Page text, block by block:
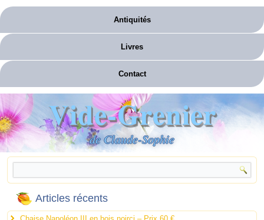
Antiquités
Livres
Contact
Vide-Grenier
de Claude-Sophie
Articles récents